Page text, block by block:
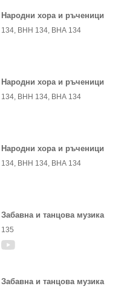
Народни хора и ръченици
134, ВНН 134, ВНА 134
Народни хора и ръченици
134, ВНН 134, ВНА 134
Народни хора и ръченици
134, ВНН 134, ВНА 134
Забавна и танцова музика
135
Забавна и танцова музика